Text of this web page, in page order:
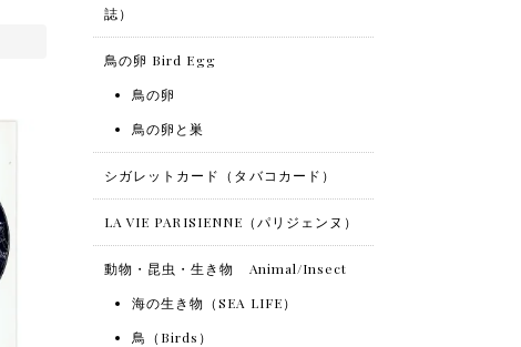
誌）
鳥の卵 Bird Egg
鳥の卵
鳥の卵と巣
シガレットカード（タバコカード）
LA VIE PARISIENNE（パリジェンヌ）
動物・昆虫・生き物 Animal/Insect
海の生き物（SEA LIFE）
鳥（Birds）